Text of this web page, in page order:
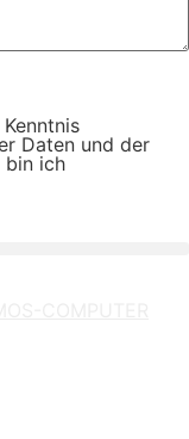
Daten und der
bin ich